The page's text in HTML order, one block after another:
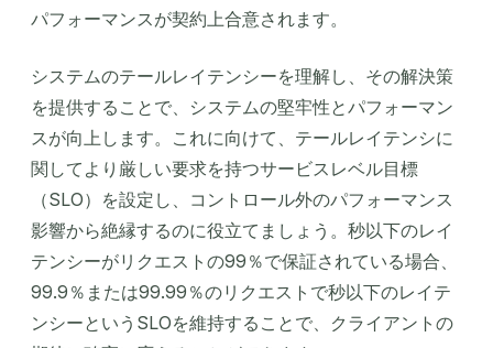
パフォーマンスが契約上合意されます。
システムのテールレイテンシーを理解し、その解決策
を提供することで、システムの堅牢性とパフォーマン
スが向上します。これに向けて、テールレイテンシに
関してより厳しい要求を持つサービスレベル目標
（SLO）を設定し、コントロール外のパフォーマンス
影響から絶縁するのに役立てましょう。秒以下のレイ
テンシーがリクエストの99％で保証されている場合、
99.9％または99.99％のリクエストで秒以下のレイテ
ンシーというSLOを維持することで、クライアントの